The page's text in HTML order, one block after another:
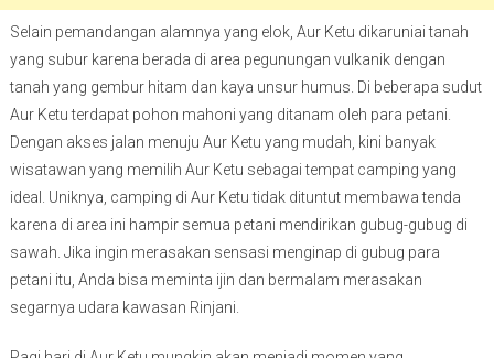
Selain pemandangan alamnya yang elok, Aur Ketu dikaruniai tanah
yang subur karena berada di area pegunungan vulkanik dengan
tanah yang gembur hitam dan kaya unsur humus. Di beberapa sudut
Aur Ketu terdapat pohon mahoni yang ditanam oleh para petani.
Dengan akses jalan menuju Aur Ketu yang mudah, kini banyak
wisatawan yang memilih Aur Ketu sebagai tempat camping yang
ideal. Uniknya, camping di Aur Ketu tidak dituntut membawa tenda
karena di area ini hampir semua petani mendirikan gubug-gubug di
sawah. Jika ingin merasakan sensasi menginap di gubug para
petani itu, Anda bisa meminta ijin dan bermalam merasakan
segarnya udara kawasan Rinjani.